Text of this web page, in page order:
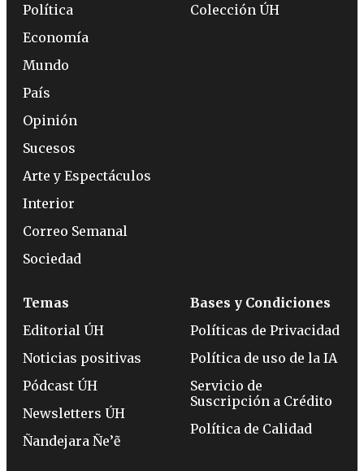
Política
Economía
Mundo
País
Opinión
Sucesos
Arte y Espectáculos
Interior
Correo Semanal
Sociedad
Colección ÚH
Temas
Editorial ÚH
Noticias positivas
Pódcast ÚH
Newsletters ÚH
Ñandejara Ñe’ẽ
Bases y Condiciones
Políticas de Privacidad
Política de uso de la IA
Servicio de
Suscripción a Crédito
Política de Calidad